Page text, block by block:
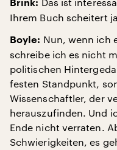
Brink:
Ihrem Buch scheitert
Boyle: Nun, wenn ich
schreibe ich es nicht
politischen
festen Standpunkt,
Wissenschaftler, der
herauszufinden. Und
Ende nicht verraten.
Schwierigkeiten, es